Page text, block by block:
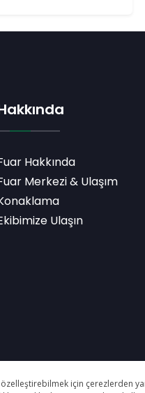
Hakkında
Merkezi & Ulaşım
Ulaşın